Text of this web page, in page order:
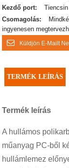
Kezdő port:
Tiencsin
Csomagolás:
ingyenesen
Küldjön E-Mailt
TERMÉK LEÍRÁS
Termék leírás
A hullámos
műanyag PC-ből
hullámlemez